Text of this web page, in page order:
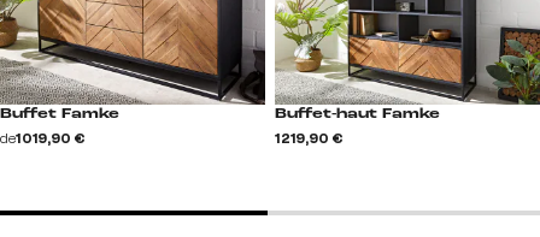
Buffet Famke
de1 019,90 €
Buffet-haut Famke
1 219,90 €